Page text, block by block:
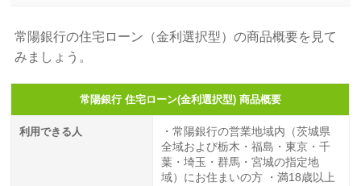
常陽銀行の住宅ローン（金利選択型）の商品概要を見て
みましょう。
常陽銀行 住宅ローン(金利選択型) 商品概要
利用できる人
・常陽銀行の営業地域内（茨城県
全域および栃木・福島・東京・千
葉・埼玉・群馬・宮城の指定地
域）にお住まいの方 ・満18歳以上